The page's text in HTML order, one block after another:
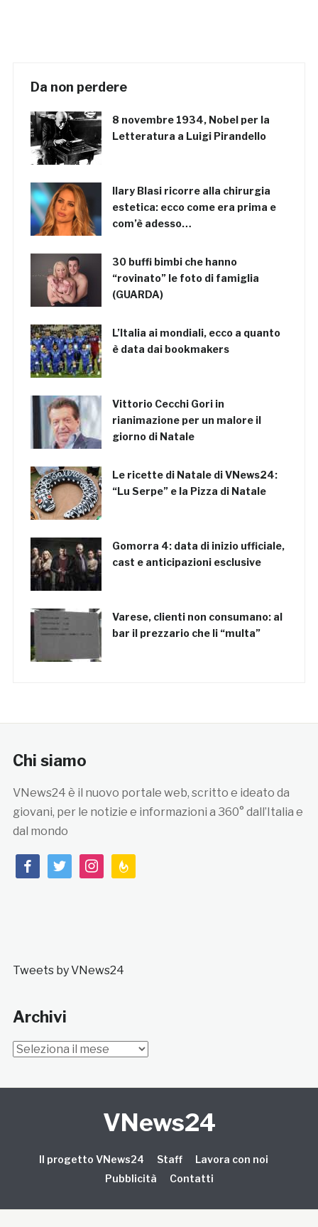
Da non perdere
8 novembre 1934, Nobel per la
Letteratura a Luigi Pirandello
Ilary Blasi ricorre alla chirurgia
estetica: ecco come era prima e
com’è adesso…
30 buffi bimbi che hanno
“rovinato” le foto di famiglia
(GUARDA)
L’Italia ai mondiali, ecco a quanto
è data dai bookmakers
Vittorio Cecchi Gori in
rianimazione per un malore il
giorno di Natale
Le ricette di Natale di VNews24:
“Lu Serpe” e la Pizza di Natale
Gomorra 4: data di inizio ufficiale,
cast e anticipazioni esclusive
Varese, clienti non consumano: al
bar il prezzario che li “multa”
Chi siamo
VNews24 è il nuovo portale web, scritto e ideato da
giovani, per le notizie e informazioni a 360° dall’Italia e
dal mondo
facebooktwitterinstagramfeedburner
Tweets by VNews24
Archivi
Archivi
VNews24
Il progetto VNews24 Staff
Lavora con noi
Pubblicità
Contatti